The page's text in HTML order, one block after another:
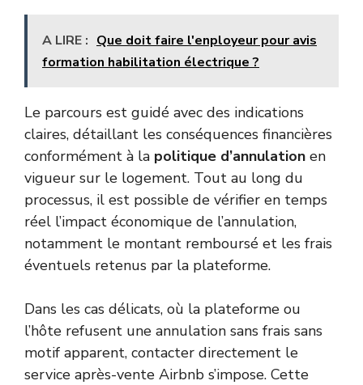
A LIRE : Que doit faire l'enployeur pour avis
formation habilitation électrique ?
Le parcours est guidé avec des indications
claires, détaillant les conséquences financières
conformément à la politique d’annulation en
vigueur sur le logement. Tout au long du
processus, il est possible de vérifier en temps
réel l’impact économique de l’annulation,
notamment le montant remboursé et les frais
éventuels retenus par la plateforme.
Dans les cas délicats, où la plateforme ou
l’hôte refusent une annulation sans frais sans
motif apparent, contacter directement le
service après-vente Airbnb s’impose. Cette